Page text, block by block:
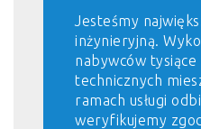
Jesteśmy
inżynieryjną.
nabywców
technicznych
ramach usługi
weryfikujemy